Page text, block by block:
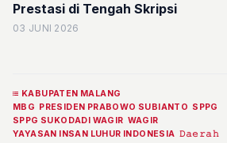
Prestasi di Tengah Skripsi
03 JUNI 2026
KABUPATEN MALANG
MBG PRESIDEN PRABOWO SUBIANTO SPPG
SPPG SUKODADI WAGIR WAGIR
YAYASAN INSAN LUHUR INDONESIA 𝙳𝚊𝚎𝚛𝚊𝚑